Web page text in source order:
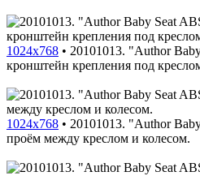
1024x768 • 20101013. "Author
кронштейн крепления под
1024x768 • 20101013. "Author
проём между креслом и колесом.